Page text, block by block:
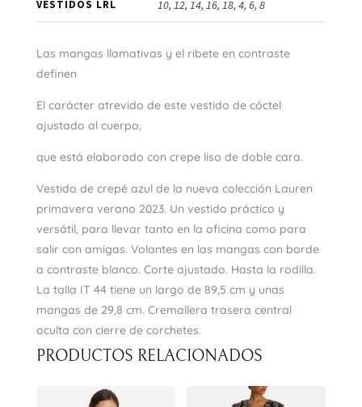
VESTIDOS LRL 10, 12, 14, 16, 18, 4, 6, 8
Las mangas llamativas y el ribete en contraste
definen
El carácter atrevido de este vestido de cóctel
ajustado al cuerpo,
que está elaborado con crepe liso de doble cara.
Vestido de crepé azul de la nueva colección Lauren
primavera verano 2023. Un vestido práctico y
versátil, para llevar tanto en la oficina como para
salir con amigas. Volantes en las mangas con borde
a contraste blanco. Corte ajustado. Hasta la rodilla.
La talla IT 44 tiene un largo de 89,5 cm y unas
mangas de 29,8 cm. Cremallera trasera central
oculta con cierre de corchetes.
PRODUCTOS RELACIONADOS